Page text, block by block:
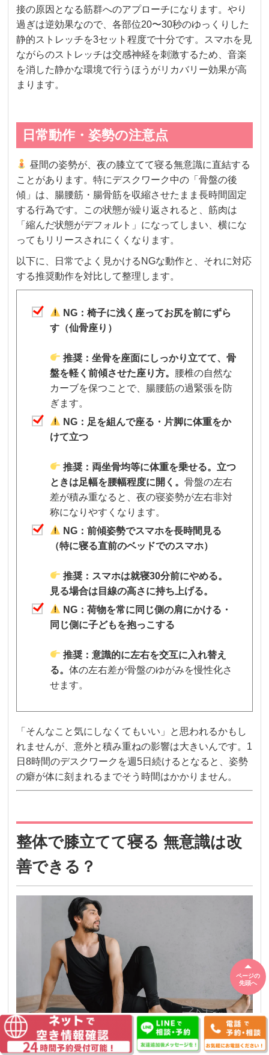
接の原因となる筋群へのアプローチになります。やり
過ぎは逆効果なので、各部位20〜30秒のゆっくりした
静的ストレッチを3セット程度で十分です。スマホを見
ながらのストレッチは交感神経を刺激するため、音楽
を消した静かな環境で行うほうがリカバリー効果が高
まります。
日常動作・姿勢の注意点
昼間の姿勢が、夜の膝立てて寝る無意識に直結する
ことがあります。特にデスクワーク中の「骨盤の後
傾」は、腸腰筋・腸骨筋を収縮させたまま長時間固定
する行為です。この状態が繰り返されると、筋肉は
「縮んだ状態がデフォルト」になってしまい、横にな
ってもリリースされにくくなります。
以下に、日常でよく見かけるNGな動作と、それに対応
する推奨動作を対比して整理します。
NG：椅子に浅く座ってお尻を前にずら
す（仙骨座り）
推奨：坐骨を座面にしっかり立てて、骨
盤を軽く前傾させた座り方。 腰椎の自然な
カーブを保つことで、腸腰筋の過緊張を防
ぎます。
NG：足を組んで座る・片脚に体重をか
けて立つ
推奨：両坐骨均等に体重を乗せる。立つ
ときは足幅を腰幅程度に開く。骨盤の左右
差が積み重なると、夜の寝姿勢が左右非対
称になりやすくなります。
NG：前傾姿勢でスマホを長時間見る
（特に寝る直前のベッドでのスマホ）
推奨：スマホは就寝30分前にやめる。
見る場合は目線の高さに持ち上げる。
NG：荷物を常に同じ側の肩にかける・
同じ側に子どもを抱っこする
推奨：意識的に左右を交互に入れ替え
る。体の左右差が骨盤のゆがみを慢性化さ
せます。
「そんなこと気にしなくてもいい」と思われるかもし
れませんが、意外と積み重ねの影響は大きいんです。1
日8時間のデスクワークを週5日続けるとなると、姿勢
の癖が体に刻まれるまでそう時間はかかりません。
整体で膝立てて寝る 無意識は改
善できる？
結論から言うと、整体によるアプローチは膝立てて
寝る無意識の改善において、一定の効果が期待できま
ページの
先頭へ